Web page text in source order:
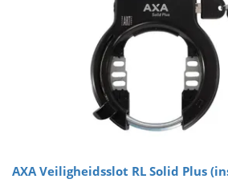
AXA Veiligheidsslot RL Solid Plus